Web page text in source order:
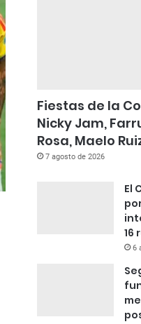
Fiestas de la
Nicky Jam,
Rosa, Maelo
7 agosto de 2026
El
16
6